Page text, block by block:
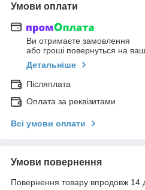
Умови оплати
Ви отримаєте замовлення
або гроші повернуться на
Детальніше
Післяплата
Оплата за реквізитами
Всі умови оплати
Умови повернення
Повернення товару впродовж 14